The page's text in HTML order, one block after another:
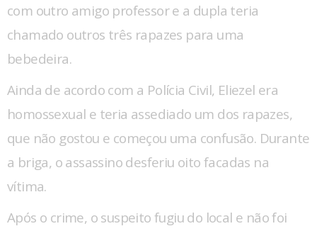
com outro amigo professor e a dupla teria
chamado outros três rapazes para uma
bebedeira.
Ainda de acordo com a Polícia Civil, Eliezel era
homossexual e teria assediado um dos rapazes,
que não gostou e começou uma confusão. Durante
a briga, o assassino desferiu oito facadas na
vítima.
Após o crime, o suspeito fugiu do local e não foi